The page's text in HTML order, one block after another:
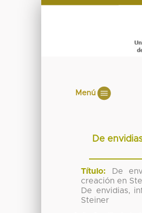
Menú
De
Título:
De
creación en
De envidias,
Steiner